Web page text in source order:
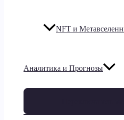
NFT и
Аналитика и Прогнозы